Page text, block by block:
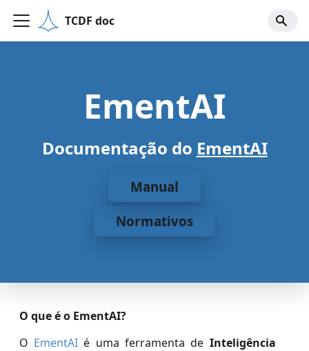
TCDF doc
EmentAI
Documentação do EmentAI
Manual
Normativos
O que é o EmentAI?
O EmentAI é uma ferramenta de Inteligência